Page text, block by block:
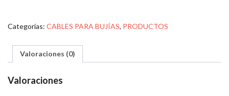
Categorías: CABLES PARA BUJÍAS, PRODUCTOS
Valoraciones (0)
Valoraciones